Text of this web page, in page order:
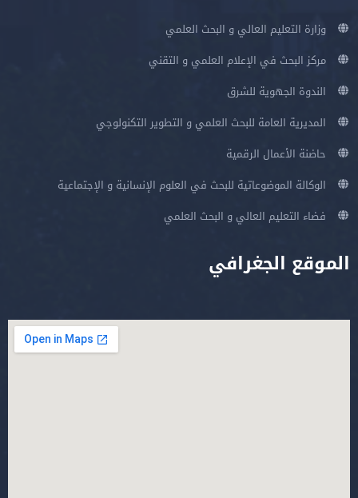
وزارة التعليم العالي و البحث العلمي
مركز البحث في الإعلام العلمي و التقني
الندوة الجهوية للشرق
المديرية العامة للبحث العلمي و التطوير التكنولوجي
حاضنة الأعمال الرقمية
الوكالة الموضوعاتية للبحث في العلوم الإنسانية و الإجتماعية
فضاء التعليم العالي و البحث العلمي
الموقع الجغرافي